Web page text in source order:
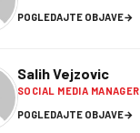
POGLEDAJTE OBJAVE→
Salih Vejzovic
SOCIAL MEDIA MANAGER
POGLEDAJTE OBJAVE→